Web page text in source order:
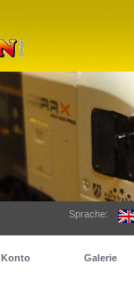
Sprache:
Konto Galerie